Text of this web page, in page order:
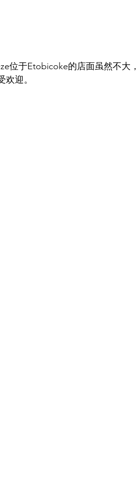
位于Etobicoke的店面虽然不大
迎。